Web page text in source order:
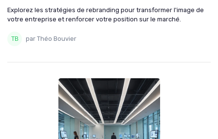
Explorez les stratégies de rebranding pour transformer l'image de
votre entreprise et renforcer votre position sur le marché.
par Théo Bouvier